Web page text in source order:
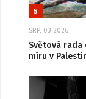
5
SRP, 03 2026
Světová rada
míru v